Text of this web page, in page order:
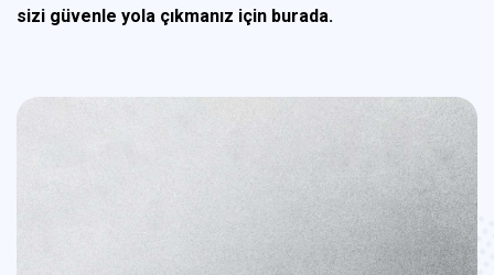
sizi güvenle yola çıkmanız için burada.